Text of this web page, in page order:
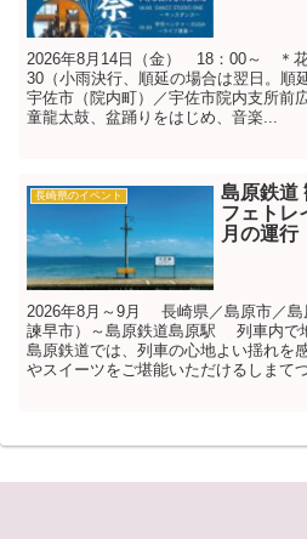
2026年8月14日（金） 18：00～ ＊花
30（小雨決行、順延の場合は翌日。
宇佐市（院内町）／宇佐市院内支所
童龍太鼓、盆踊りをはじめ、音楽...
長崎県のイベント
島原鉄道
フェト
月の運行
2026年8月～9月 長崎県／島原市／島
諫早市）～島原鉄道島原駅 列車内で
島原鉄道では、列車の心地よい揺れを
やスイーツをご堪能いただけるしまてつ